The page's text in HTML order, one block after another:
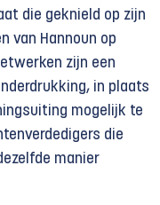
die geknield op zijn
van Hannoun op
zijn een
in plaats
mogelijk te
die
manier